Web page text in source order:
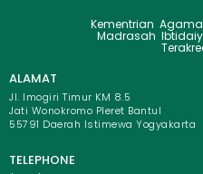
Kementrian
Madrasah
ALAMAT
Jl. Imogiri Timur KM 8.5
Jati Wonokromo Pleret Bantul
55791 Daerah Istimewa Yogyakarta
TELEPHONE